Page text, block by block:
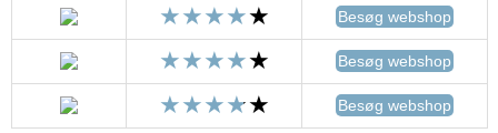
Besøg webshop
Besøg webshop
Besøg webshop